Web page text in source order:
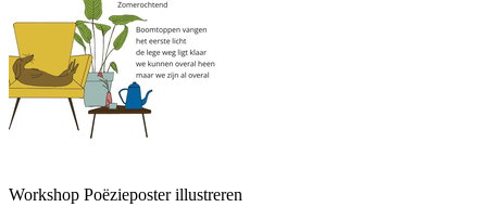
Workshop Poëzieposter illustreren